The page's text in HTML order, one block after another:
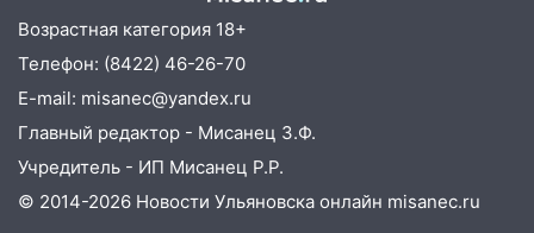
13:10 В Заволжском районе дерево
упало во дворе
13:08 Ураган ударил по Ульяновску:
сорванные крыши, поваленные деревья,
затопленные улицы и остановившиеся
трамваи
Возрастная категория 18+
Телефон: (8422) 46-26-70
E-mail: misanec@yandex.ru
Главный редактор - Мисанец З.Ф.
Учредитель - ИП Мисанец Р.Р.
© 2014-2026 Новости Ульяновска онлайн misanec.ru